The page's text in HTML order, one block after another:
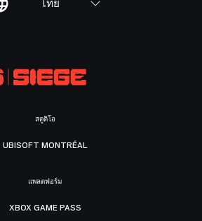
ไทย
สตูดิโอ
UBISOFT MONTRÉAL
แพลตฟอร์ม
XBOX GAME PASS